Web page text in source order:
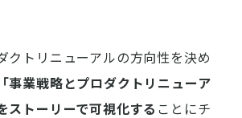
クトリニューアルの方向性を決め
「事業戦略とプロダクトリニューア
ストーリーで可視化する ことにチ